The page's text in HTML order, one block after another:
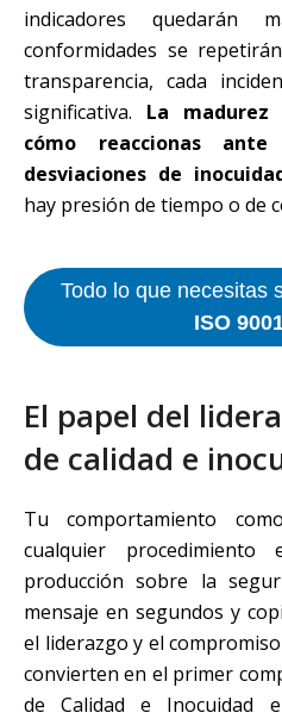
indicadores quedarán
conformidades se
transparencia, cada
significativa. La
cómo reaccionas
desviaciones de
hay presión de tiempo o de
Todo lo que necesitas
ISO
El papel del
de calidad e
Tu comportamiento
cualquier
producción sobre la
mensaje en segundos y
el liderazgo y el
convierten en el primer
de Calidad e Inocuidad